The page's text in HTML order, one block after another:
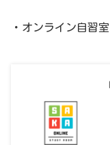
・オンライン自習室